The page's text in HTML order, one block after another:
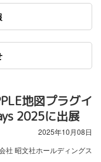
地図プラグイ
2025に出展
2025年10月08日
社 昭文社ホールディングス